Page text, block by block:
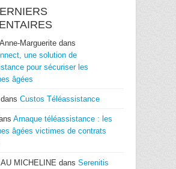
Marguerite dans
une solution de
pour sécuriser les
âgées
dans Custos Téléassistance
Arnaque téléassistance : les
âgées victimes de contrats
MICHELINE dans Serenitis